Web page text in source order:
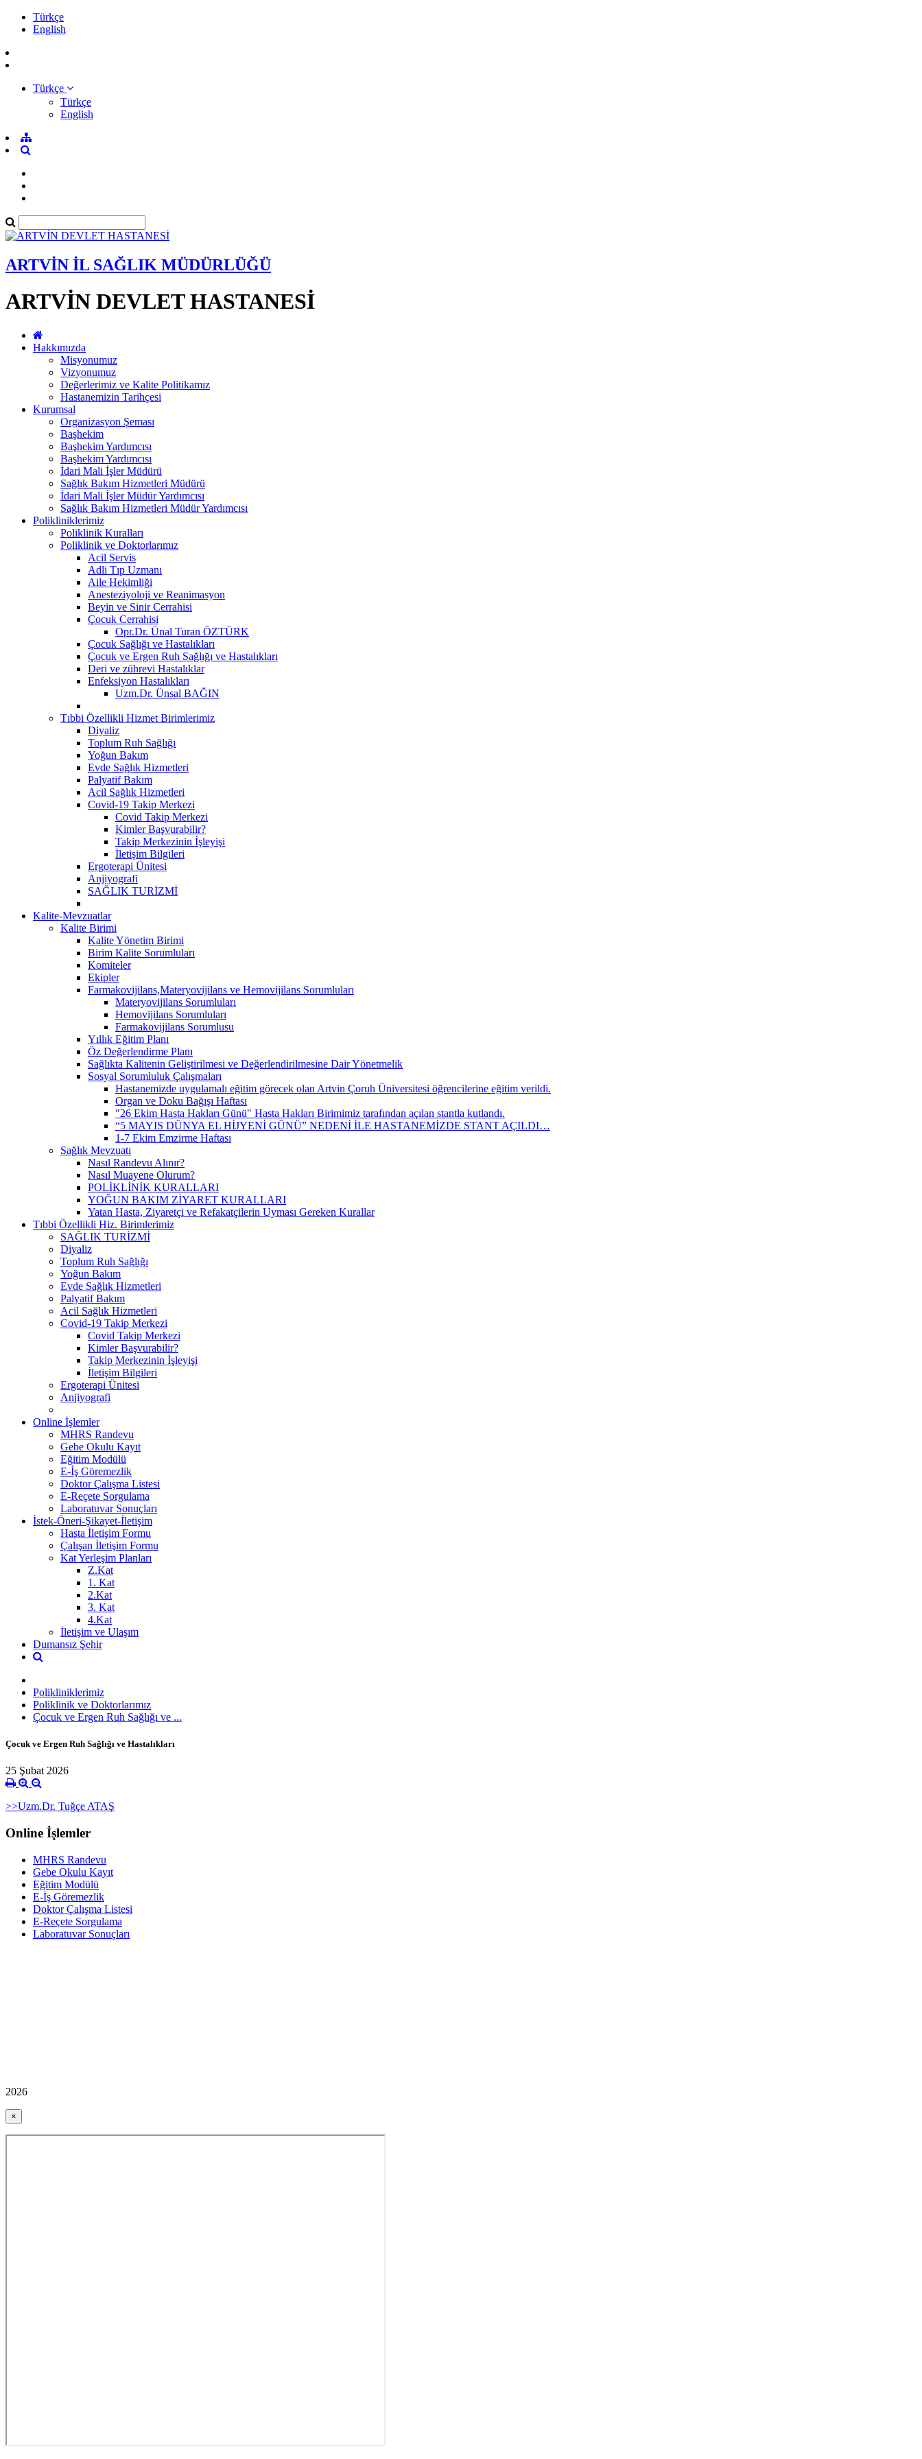
Türkçe
English
Türkçe
Türkçe
English
ARTVİN İL SAĞLIK MÜDÜRLÜĞÜ
ARTVİN DEVLET HASTANESİ
Hakkımızda
Misyonumuz
Vizyonumuz
Değerlerimiz ve Kalite Politikamız
Hastanemizin Tarihçesi
Kurumsal
Organizasyon Şeması
Başhekim
Başhekim Yardımcısı
Başhekim Yardımcısı
İdari Mali İşler Müdürü
Sağlık Bakım Hizmetleri Müdürü
İdari Mali İşler Müdür Yardımcısı
Sağlık Bakım Hizmetleri Müdür Yardımcısı
Polikliniklerimiz
Poliklinik Kuralları
Poliklinik ve Doktorlarımız
Acil Servis
Adli Tıp Uzmanı
Aile Hekimliği
Anesteziyoloji ve Reanimasyon
Beyin ve Sinir Cerrahisi
Çocuk Cerrahisi
Opr.Dr. Ünal Turan ÖZTÜRK
Çocuk Sağlığı ve Hastalıkları
Çocuk ve Ergen Ruh Sağlığı ve Hastalıkları
Deri ve zührevi Hastalıklar
Enfeksiyon Hastalıkları
Uzm.Dr. Ünsal BAĞIN
Tıbbi Özellikli Hizmet Birimlerimiz
Diyaliz
Toplum Ruh Sağlığı
Yoğun Bakım
Evde Sağlık Hizmetleri
Palyatif Bakım
Acil Sağlık Hizmetleri
Covid-19 Takip Merkezi
Covid Takip Merkezi
Kimler Başvurabilir?
Takip Merkezinin İşleyişi
İletişim Bilgileri
Ergoterapi Ünitesi
Anjiyografi
SAĞLIK TURİZMİ
Kalite-Mevzuatlar
Kalite Birimi
Kalite Yönetim Birimi
Birim Kalite Sorumluları
Komiteler
Ekipler
Farmakovijilans,Materyovijilans ve Hemovijilans Sorumluları
Materyovijilans Sorumluları
Hemovijilans Sorumluları
Farmakovijilans Sorumlusu
Yıllık Eğitim Planı
Öz Değerlendirme Planı
Sağlıkta Kalitenin Geliştirilmesi ve Değerlendirilmesine Dair Yönetmelik
Sosyal Sorumluluk Çalışmaları
Hastanemizde uygulamalı eğitim görecek olan Artvin Çoruh Üniversitesi öğrencilerine eğitim verildi.
Organ ve Doku Bağışı Haftası
"26 Ekim Hasta Hakları Günü" Hasta Hakları Birimimiz tarafından açılan stantla kutlandı.
“5 MAYIS DÜNYA EL HİJYENİ GÜNÜ” NEDENİ İLE HASTANEMİZDE STANT AÇILDI…
1-7 Ekim Emzirme Haftası
Sağlık Mevzuatı
Nasıl Randevu Alınır?
Nasıl Muayene Olurum?
POLİKLİNİK KURALLARI
YOĞUN BAKIM ZİYARET KURALLARI
Yatan Hasta, Ziyaretçi ve Refakatçilerin Uyması Gereken Kurallar
Tıbbi Özellikli Hiz. Birimlerimiz
SAĞLIK TURİZMİ
Diyaliz
Toplum Ruh Sağlığı
Yoğun Bakım
Evde Sağlık Hizmetleri
Palyatif Bakım
Acil Sağlık Hizmetleri
Covid-19 Takip Merkezi
Covid Takip Merkezi
Kimler Başvurabilir?
Takip Merkezinin İşleyişi
İletişim Bilgileri
Ergoterapi Ünitesi
Anjiyografi
Online İşlemler
MHRS Randevu
Gebe Okulu Kayıt
Eğitim Modülü
E-İş Göremezlik
Doktor Çalışma Listesi
E-Reçete Sorgulama
Laboratuvar Sonuçları
İstek-Öneri-Şikayet-İletişim
Hasta İletişim Formu
Çalışan İletişim Formu
Kat Yerleşim Planları
Z.Kat
1. Kat
2.Kat
3. Kat
4.Kat
İletişim ve Ulaşım
Dumansız Şehir
Polikliniklerimiz
Poliklinik ve Doktorlarımız
Çocuk ve Ergen Ruh Sağlığı ve ...
Çocuk ve Ergen Ruh Sağlığı ve Hastalıkları
25 Şubat 2026
>>Uzm.Dr. Tuğçe ATAŞ
Online İşlemler
MHRS Randevu
Gebe Okulu Kayıt
Eğitim Modülü
E-İş Göremezlik
Doktor Çalışma Listesi
E-Reçete Sorgulama
Laboratuvar Sonuçları
2026
×